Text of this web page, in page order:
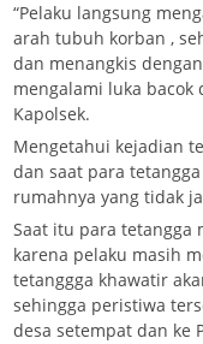
“Pelaku langsung
arah tubuh korban ,
dan menangkis
mengalami luka bacok
Kapolsek.
Mengetahui kejadian
dan saat para
rumahnya yang tidak
Saat itu para tetangga
karena pelaku masih
tetanggga khawatir
sehingga peristiwa
desa setempat dan ke